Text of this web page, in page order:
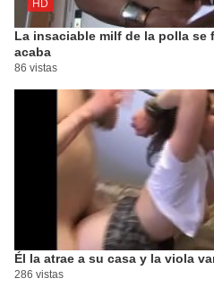
HD
La insaciable milf de la polla se
acaba
86 vistas
Él la atrae a su casa y la viola
286 vistas